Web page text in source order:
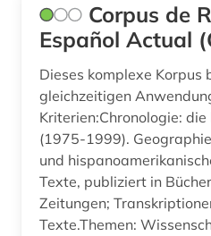
musiker (2)
musikwissenschaft (1)
nachschlagewerk (15)
naturwissenschaft (1)
neurologie (1)
Corpus de
Español Actual
Dieses komplexe Korpus beruht auf der
gleichzeitigen
Kriterien:Chronologie:
(1975-1999).
und
Texte, publiziert in
Zeitungen;
Texte.Themen: